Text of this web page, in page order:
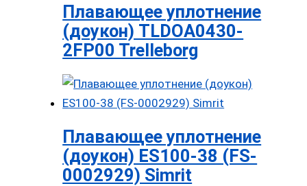
Плавающее уплотнение
(доукон) TLDOA0430-
2FP00 Trelleborg
Плавающее уплотнение
(доукон) ES100-38 (FS-
0002929) Simrit